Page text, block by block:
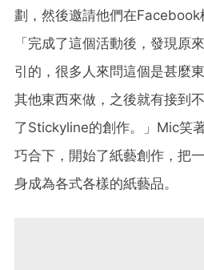
劃，然後邀請他們在Facebook
「完成了這個活動後，發現原
引的，很多人來問這個是甚麼
其他東西來做，之後就有接到
了Stickyline的創作。」Mic笑
巧合下，開始了紙藝創作，把
身成為各式各樣的紙藝品。